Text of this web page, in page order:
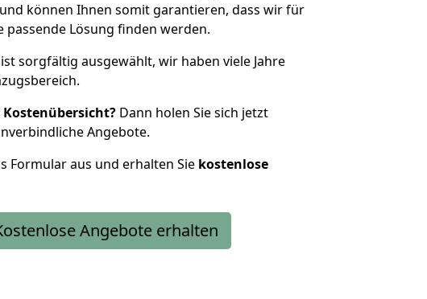
können Ihnen somit garantieren, dass wir für
passende Lösung finden werden.
ist sorgfältig ausgewählt, wir haben viele Jahre
Kostenübersicht? Dann holen Sie sich jetzt
Angebote.
Formular aus und erhalten Sie kostenlose
Angebote erhalten